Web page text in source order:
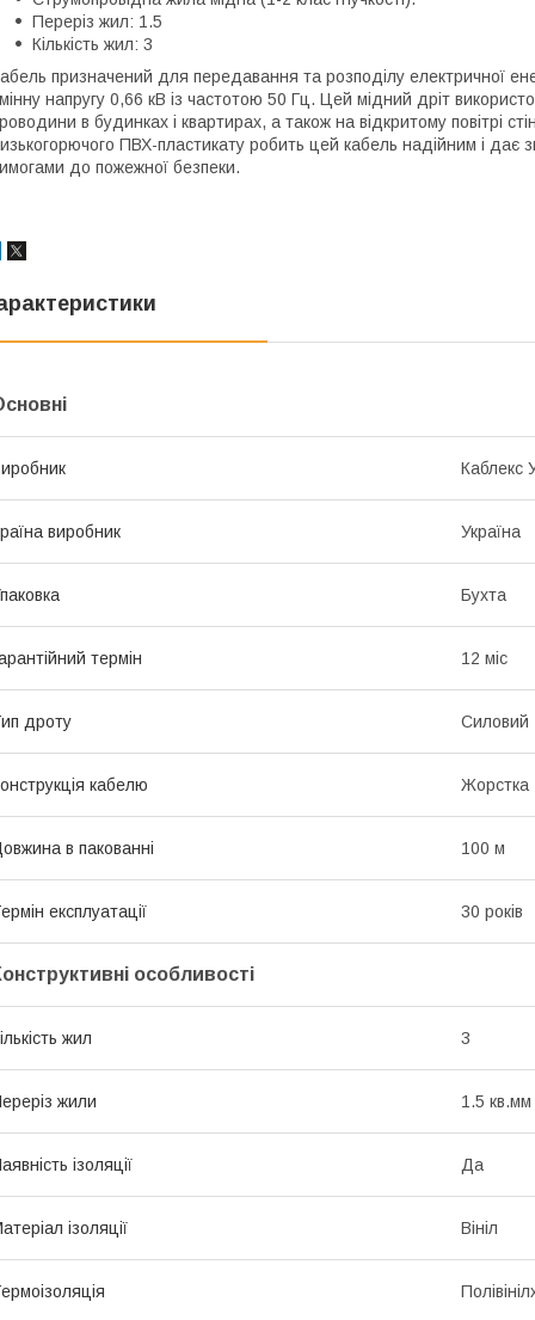
Переріз жил: 1.5
Кількість жил: 3
призначений для передавання та розподілу електричної
напругу 0,66 кВ із частотою 50 Гц. Цей мідний дріт
в будинках і квартирах, а також на відкритому повітрі
ПВХ-пластикату робить цей кабель надійним і дає
до пожежної безпеки.
Каблекс
виробник Україна
Бухта
термін 12 міс
дроту Силовий
кабелю Жорстка
в пакованні 100 м
експлуатації 30 років
особливості
жил 3
жили 1.5 кв.мм
ізоляції Да
ізоляції Вініл